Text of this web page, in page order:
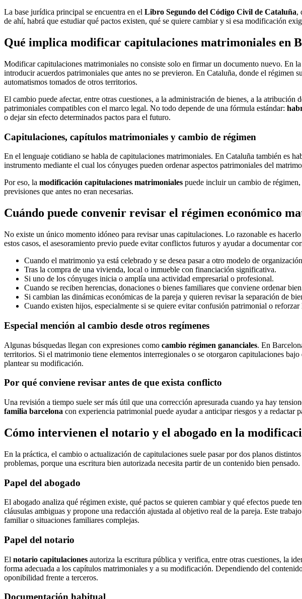
La base jurídica principal se encuentra en el Libro Segundo del Código Civil de Cataluña,
de ahí, habrá que estudiar qué pactos existen, qué se quiere cambiar y si esa modificación
Qué implica modificar capitulaciones matrimoniales en
Modificar capitulaciones matrimoniales no consiste solo en firmar un documento nuevo. En
introducir acuerdos patrimoniales que antes no se previeron. En Cataluña, donde el
automatismos tomados de otros territorios.
El cambio puede afectar, entre otras cuestiones, a la administración de bienes, a la
patrimoniales compatibles con el marco legal. No todo depende de una fórmula estándar:
o dejar sin efecto determinados pactos para el futuro.
Capitulaciones, capítulos matrimoniales y cambio de régimen
En el lenguaje cotidiano se habla de capitulaciones matrimoniales. En Cataluña también es
instrumento mediante el cual los cónyuges pueden ordenar aspectos patrimoniales del
Por eso, la modificación capitulaciones matrimoniales puede incluir un cambio de
previsiones que antes no eran necesarias.
Cuándo puede convenir revisar el régimen económico
No existe un único momento idóneo para revisar unas capitulaciones. Lo razonable es
estos casos, el asesoramiento previo puede evitar conflictos futuros y ayudar a documentar
Cuando el matrimonio ya está celebrado y se desea pasar a otro modelo de
Tras la compra de una vivienda, local o inmueble con financiación significativa.
Si uno de los cónyuges inicia o amplía una actividad empresarial o profesional.
Cuando se reciben herencias, donaciones o bienes familiares que conviene ordenar
Si cambian las dinámicas económicas de la pareja y quieren revisar la separación de
Cuando existen hijos, especialmente si se quiere evitar confusión patrimonial o
Especial mención al cambio desde otros regímenes
Algunas búsquedas llegan con expresiones como cambio régimen gananciales. En
territorios. Si el matrimonio tiene elementos interregionales o se otorgaron capitulaciones
plantear su modificación.
Por qué conviene revisar antes de que exista conflicto
Una revisión a tiempo suele ser más útil que una corrección apresurada cuando ya hay
familia barcelona con experiencia patrimonial puede ayudar a anticipar riesgos y a redactar
Cómo intervienen el notario y el abogado en la
En la práctica, el cambio o actualización de capitulaciones suele pasar por dos planos
problemas, porque una escritura bien autorizada necesita partir de un contenido bien pensado.
Papel del abogado
El abogado analiza qué régimen existe, qué pactos se quieren cambiar y qué efectos puede
cláusulas ambiguas y propone una redacción ajustada al objetivo real de la pareja. Este
familiar o situaciones familiares complejas.
Papel del notario
El notario capitulaciones autoriza la escritura pública y verifica, entre otras cuestiones, la
forma adecuada a los capítulos matrimoniales y a su modificación. Dependiendo del
oponibilidad frente a terceros.